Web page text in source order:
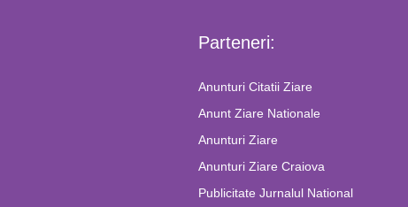
Parteneri:
Anunturi Citatii Ziare
Anunt Ziare Nationale
Anunturi Ziare
Anunturi Ziare Craiova
Publicitate Jurnalul National